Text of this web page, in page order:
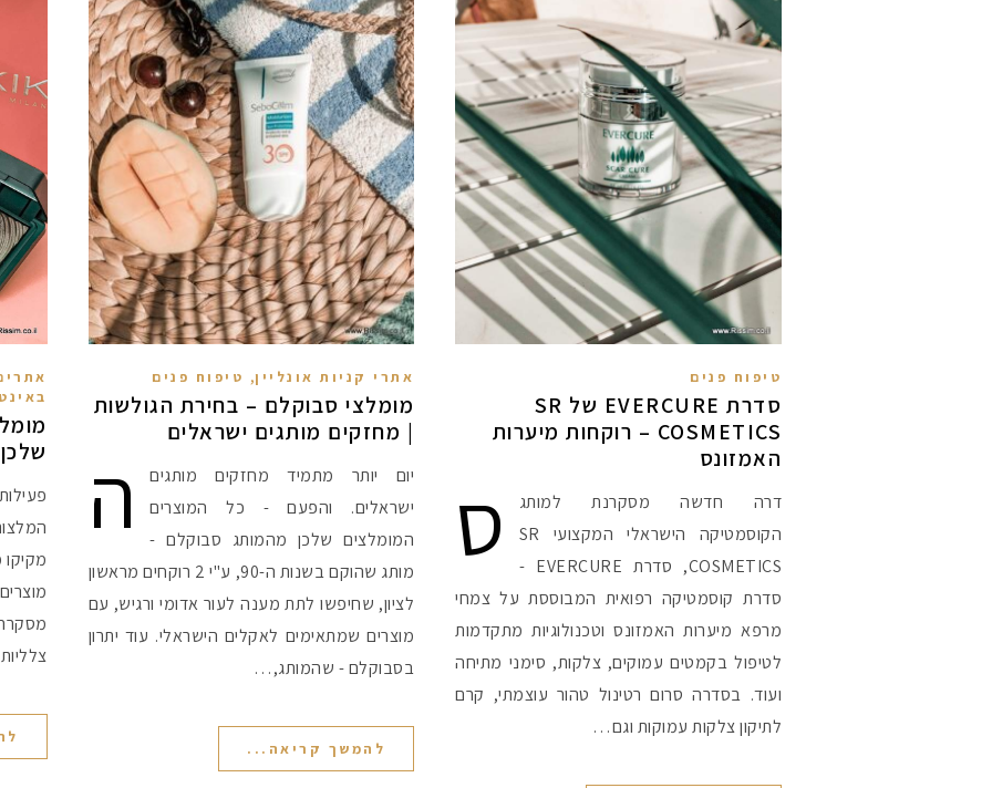
טיפוח פנים
סדרת EVERCURE של SR
COSMETICS – רוקחות מיערות
האמזונס
ס
דרה חדשה מסקרנת למותג
הקוסמטיקה הישראלי המקצועי SR
COSMETICS, סדרת EVERCURE -
סדרת קוסמטיקה רפואית המבוססת על צמחי
מרפא מיערות האמזונס וטכנולוגיות מתקדמות
לטיפול בקמטים עמוקים, צלקות, סימני מתיחה
ועוד. בסדרה סרום רטינול טהור עוצמתי, קרם
לתיקון צלקות עמוקות וגם…
אתרי קניות אונליין, טיפוח פנים
מומלצי סבוקלם – בחירת הגולשות
| מחזקים מותגים ישראלים
ה
יום יותר מתמיד מחזקים מותגים
ישראלים. והפעם - כל המוצרים
המומלצים שלכן מהמותג סבוקלם -
מותג שהוקם בשנות ה-90, ע"י 2 רוקחים מראשון
לציון, שחיפשו לתת מענה לעור אדומי ורגיש, עם
מוצרים שמתאימים לאקלים הישראלי. עוד יתרון
בסבוקלם - שהמותג,…
להמשך קריאה...